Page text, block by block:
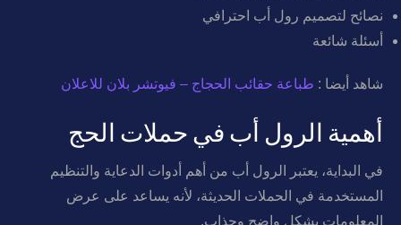
نصائح لتصميم رول أب احترافي
أسئلة شائعة
شاهد أيضا : طباعة حقائب الحجاج – فيوتشر بلان للاعلان
أهمية الرول أب في حملات الحج
في البداية، يعتبر الرول أب من أهم أدوات الدعاية والتنظيم
المستخدمة في الحملات الحديثة، لأنه يساعد على عرض
المعلومات بشكل واضح وجذاب.